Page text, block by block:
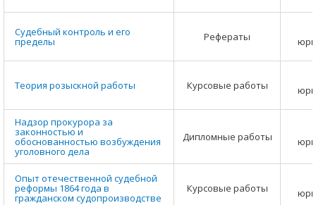
Судебный контроль и его
пределы Рефераты
Теория розыскной работы Курсовые работы
Надзор прокурора за
законностью и
обоснованностью возбуждения
уголовного дела
Дипломные работы
Опыт отечественной судебной
реформы 1864 года в
гражданском судопроизводстве
Курсовые работы